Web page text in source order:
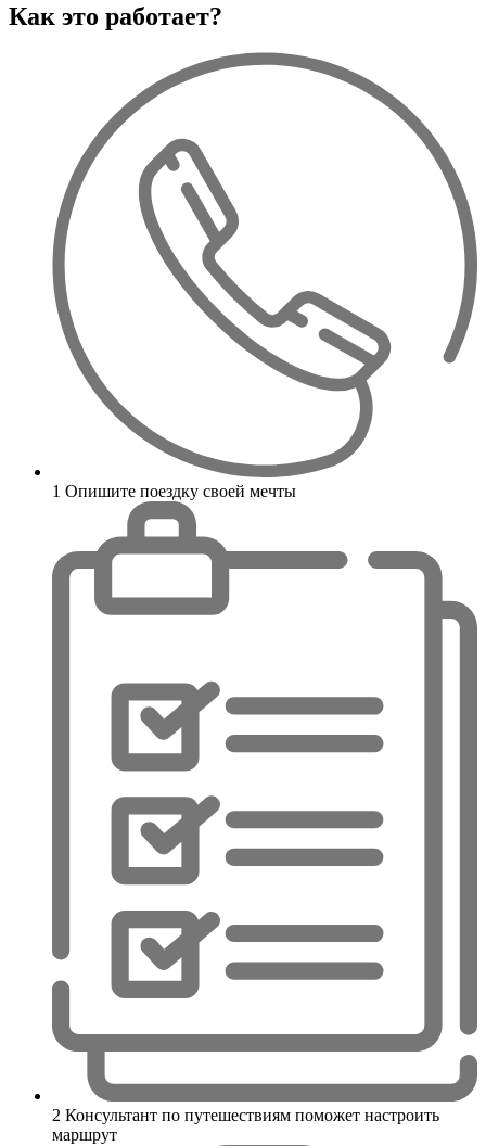
Как это работает?
1 Опишите поездку своей мечты
2 Консультант по путешествиям поможет настроить
маршрут